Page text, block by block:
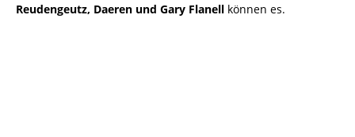
Reudengeutz, Daeren und Gary Flanell können es.